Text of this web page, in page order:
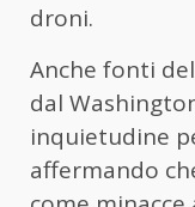
droni.
Anche fonti
dal
inquietudine
affermando